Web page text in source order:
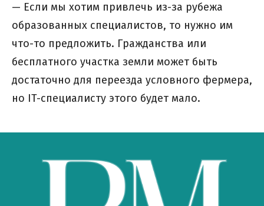
— Если мы хотим привлечь из-за рубежа
образованных специалистов, то нужно им
что-то предложить. Гражданства или
бесплатного участка земли может быть
достаточно для переезда условного фермера,
но IT-специалисту этого будет мало.